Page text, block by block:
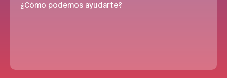
¿Cómo podemos ayudarte?